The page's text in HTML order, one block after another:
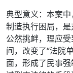
典型意义：本案
制造执行困局，
公然挑衅，理应
间，改变了“法院
面，形成了民事